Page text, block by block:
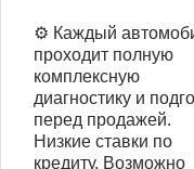
⚙️ Каждый
проходит полную
комплексную
диагностику и
перед продажей.
Низкие ставки по
кредиту. Возможно